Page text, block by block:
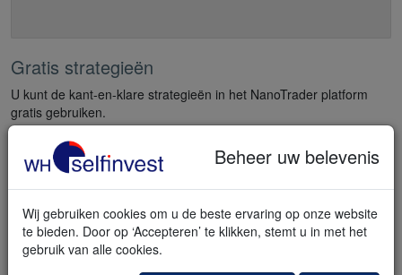
Gratis strategieën
U kunt de kant-en-klare strategieën in het NanoTrader platform
gratis gebruiken.
De Gold Dumper strategie
De Friday Gold Rush
Alle strategien
Beheer uw belevenis
Wij gebruiken cookies om u de beste ervaring op onze website
te bieden. Door op ‘Accepteren’ te klikken, stemt u in met het
gebruik van alle cookies.